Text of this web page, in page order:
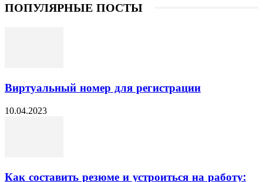
ПОПУЛЯРНЫЕ ПОСТЫ
Виртуальный номер для регистрации
10.04.2023
Как составить резюме и устроиться на работу: